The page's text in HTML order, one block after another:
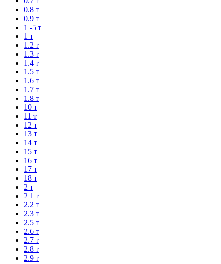
0.8 т
0.9 т
1 -5 т
1 т
1.2 т
1.3 т
1.4 т
1.5 т
1.6 т
1.7 т
1.8 т
10 т
11 т
12 т
13 т
14 т
15 т
16 т
17 т
18 т
2 т
2.1 т
2.2 т
2.3 т
2.5 т
2.6 т
2.7 т
2.8 т
2.9 т